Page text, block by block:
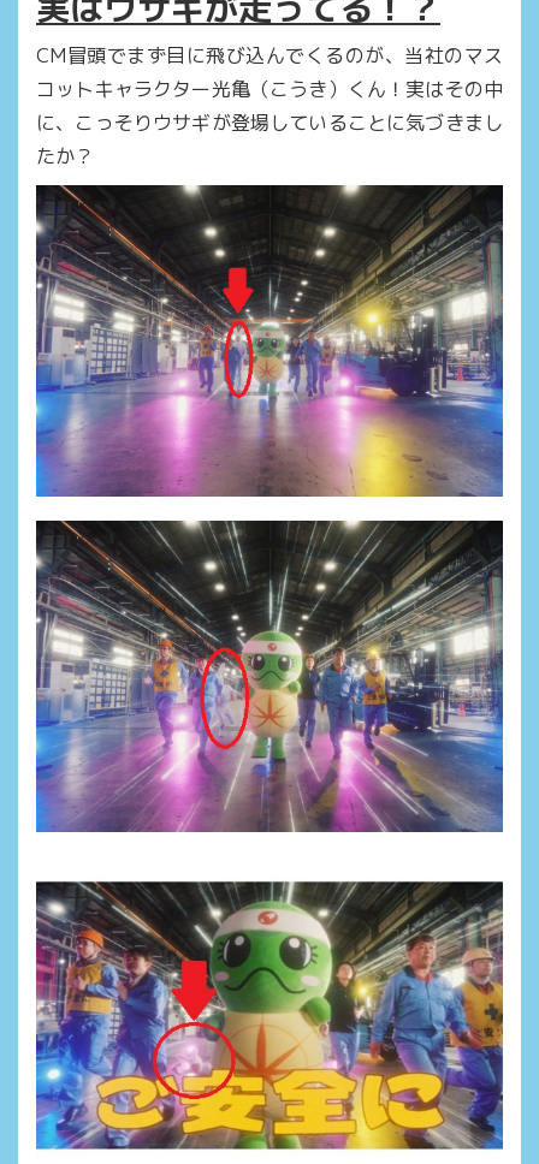
CM冒頭でまず目に飛び込んでくるのが、当社のマス
コットキャラクター光亀（こうき）くん！実はその中
に、こっそりウサギが登場していることに気づきまし
たか？